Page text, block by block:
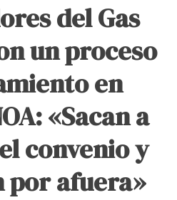
del Gas
un proceso
en
«Sacan a
convenio y
afuera»